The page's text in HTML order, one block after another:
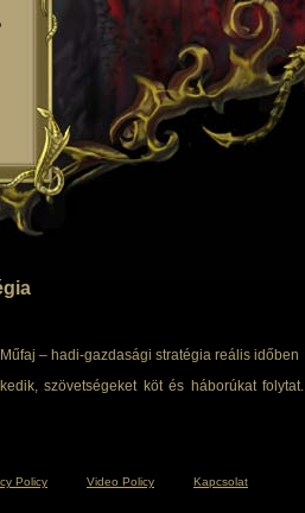
– hadi-gazdasági stratégia reális időben
szövetségeket köt és háborúkat folytat.
Policy Video Policy Kapcsolat